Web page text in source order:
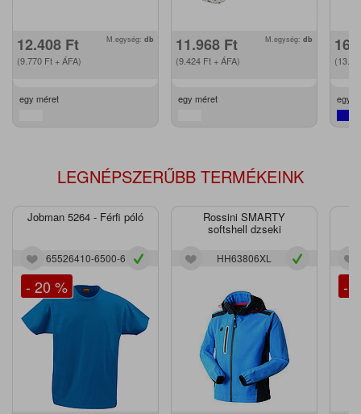
12.408 Ft
(9.770 Ft + ÁFA)
M.egység: db
egy méret
11.968 Ft
(9.424 Ft + ÁFA)
M.egység: db
egy méret egy
LEGNÉPSZERŰBB TERMÉKEINK
Jobman 5264 - Férfi póló
65526410-6500-6
- 20 %
Rossini SMARTY
softshell dzseki
HH63806XL
-